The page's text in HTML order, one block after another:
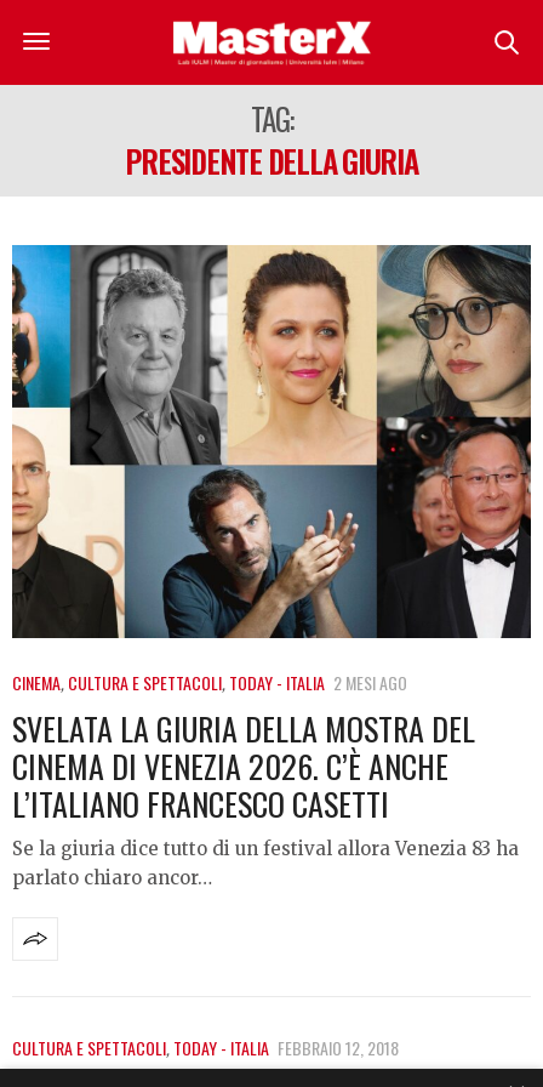
TAG:
PRESIDENTE DELLA GIURIA
CINEMA,CULTURA E SPETTACOLI,TODAY - ITALIA 2 MESI AGO
SVELATA LA GIURIA DELLA MOSTRA DEL
CINEMA DI VENEZIA 2026. C’È ANCHE
L’ITALIANO FRANCESCO CASETTI
Se la giuria dice tutto di un festival allora Venezia 83 ha
parlato chiaro ancor…
CULTURA E SPETTACOLI,TODAY - ITALIA FEBBRAIO 12, 2018